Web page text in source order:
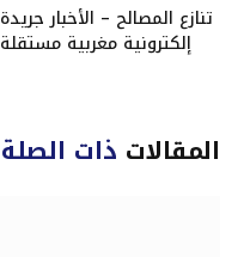
تنازع المصالح – الأخبار جريدة
إلكترونية مغربية مستقلة
المقالات ذات الصلة